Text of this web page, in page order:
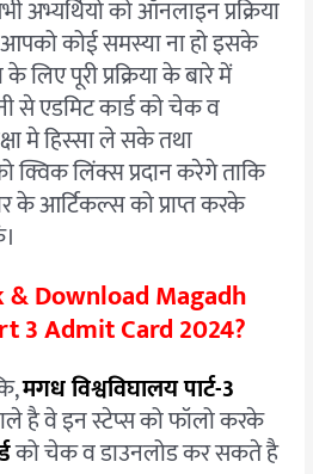
को ऑनलाइन प्रक्रिया
कोई समस्या ना हो इसके
पूरी प्रक्रिया के बारे में
से एडमिट कार्ड को चेक व
मे हिस्सा ले सके तथा
लिंक्स प्रदान करेगे ताकि
के आर्टिकल्स को प्राप्त करके
& Download Magadh
3 Admit Card 2024?
मगध विश्वविघालय पार्ट-3
है वे इन स्टेप्स को फॉलो करके
को चेक व डाउनलोड कर सकते है